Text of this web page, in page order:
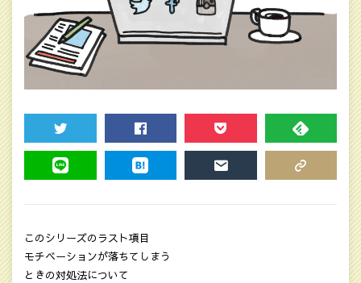
TWEET SHARE POCKET FEEDLY
このシリーズのラスト項目
モチベーションが落ちてしまう
ときの対処法について